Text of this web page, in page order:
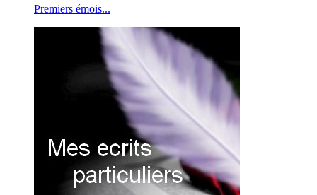
Premiers émois...